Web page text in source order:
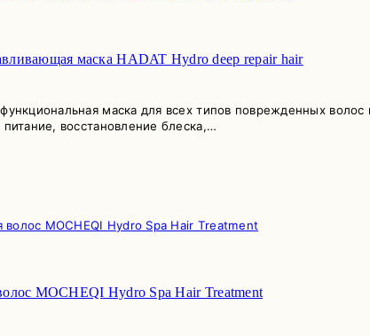
маска HADAT Hydro deep repair hair
маска для всех типов поврежденных
восстановление блеска,…
MOCHEQI Hydro Spa Hair Treatment